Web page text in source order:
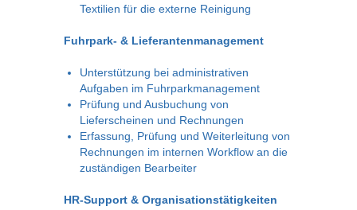
Textilien für die externe Reinigung
Fuhrpark- & Lieferantenmanagement
Unterstützung bei administrativen
Aufgaben im Fuhrparkmanagement
Prüfung und Ausbuchung von
Lieferscheinen und Rechnungen
Erfassung, Prüfung und Weiterleitung von
Rechnungen im internen Workflow an die
zuständigen Bearbeiter
HR-Support & Organisationstätigkeiten